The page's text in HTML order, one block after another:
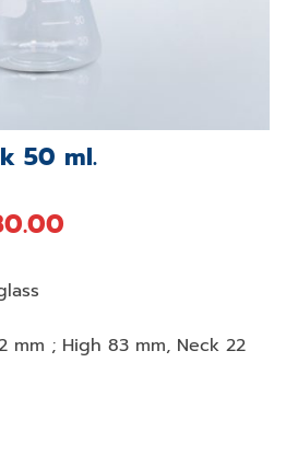
50 ml.
mm ; High 83 mm, Neck 22